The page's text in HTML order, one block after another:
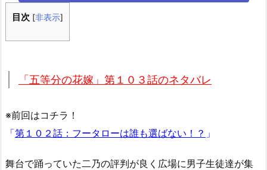
目次 [非表示]
「五等分の花嫁」第１０３話のネタバレ
※前回はコチラ！
「第１０２話：フータローは誰も選ばない！？ 」
舞台で踊っていた二乃の評判が良く広場に男子生徒達が集